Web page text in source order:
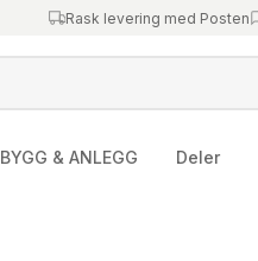
Rask levering med Posten
BYGG & ANLEGG Deler